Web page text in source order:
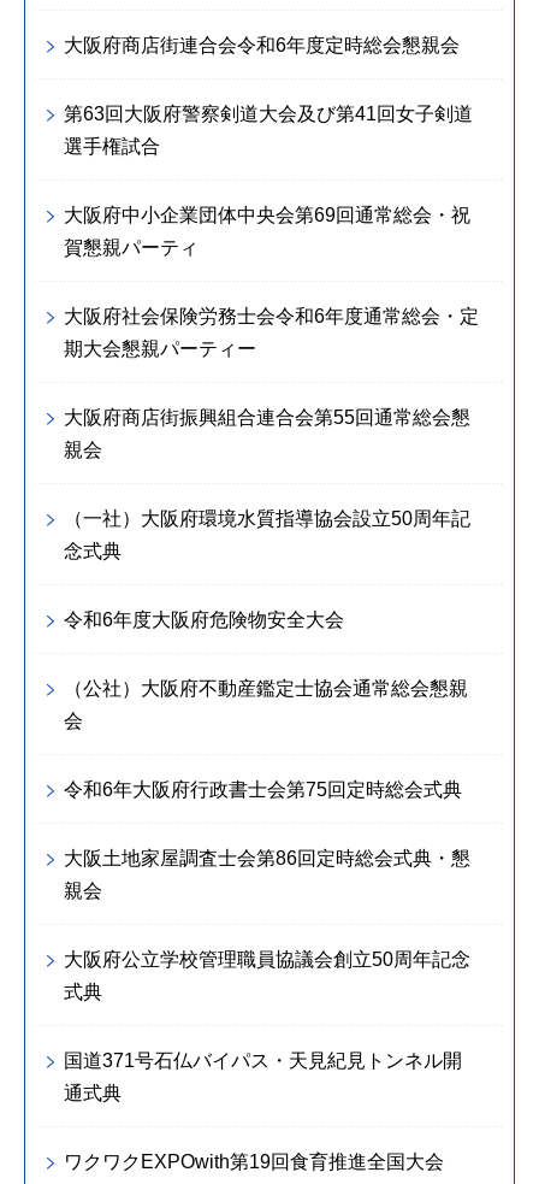
大阪府商店街連合会令和6年度定時総会懇親会
第63回大阪府警察剣道大会及び第41回女子剣道
選手権試合
大阪府中小企業団体中央会第69回通常総会・祝
賀懇親パーティ
大阪府社会保険労務士会令和6年度通常総会・定
期大会懇親パーティー
大阪府商店街振興組合連合会第55回通常総会懇
親会
（一社）大阪府環境水質指導協会設立50周年記
念式典
令和6年度大阪府危険物安全大会
（公社）大阪府不動産鑑定士協会通常総会懇親
会
令和6年大阪府行政書士会第75回定時総会式典
大阪土地家屋調査士会第86回定時総会式典・懇
親会
大阪府公立学校管理職員協議会創立50周年記念
式典
国道371号石仏バイパス・天見紀見トンネル開
通式典
ワクワクEXPOwith第19回食育推進全国大会